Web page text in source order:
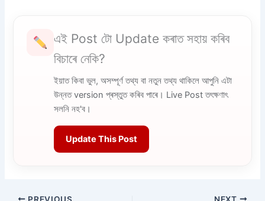
এই Post টো Update কৰাত সহায় কৰিব
বিচাৰে নেকি?
ইয়াত কিবা ভুল, অসম্পূৰ্ণ তথ্য বা নতুন তথ্য থাকিলে আপুনি এটা
উন্নত version প্ৰস্তুত কৰিব পাৰে। Live Post তৎক্ষণাৎ
সলনি নহ'ব।
Update This Post
PREVIOUS NEXT